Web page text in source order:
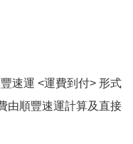
速運 <運費到付> 形式
由順豐速運計算及直接